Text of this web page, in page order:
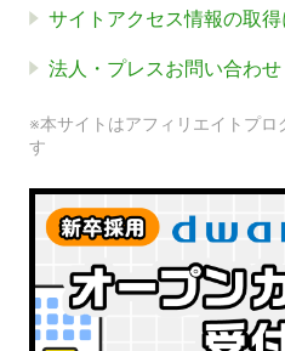
サイトアクセス情報の取得
法人・プレスお問い合わせ
※本サイトはアフィリエイトプロ
す